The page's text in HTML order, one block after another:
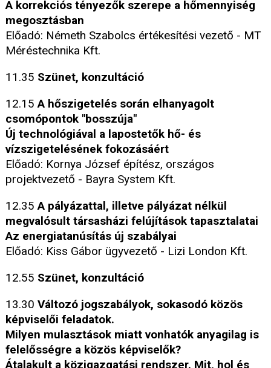
A korrekciós tényezők szerepe a hőmennyiség
megosztásban
Előadó: Németh Szabolcs értékesítési vezető - MT
Méréstechnika Kft.
11.35 Szünet, konzultáció
12.15A hőszigetelés során elhanyagolt
csomópontok "bosszúja"
Új technológiával a lapostetők hő- és
vízszigetelésének fokozásáért
Előadó: Kornya József építész, országos
projektvezető - Bayra System Kft.
12.35A pályázattal, illetve pályázat nélkül
megvalósult társasházi felújítások tapasztalatai
Az energiatanúsítás új szabályai
Előadó: Kiss Gábor ügyvezető - Lizi London Kft.
12.55 Szünet, konzultáció
13.30 Változó jogszabályok, sokasodó közös
képviselői feladatok.
Milyen mulasztások miatt vonhatók anyagilag is
felelősségre a közös képviselők?
Átalakult a közigazgatási rendszer. Mit, hol és